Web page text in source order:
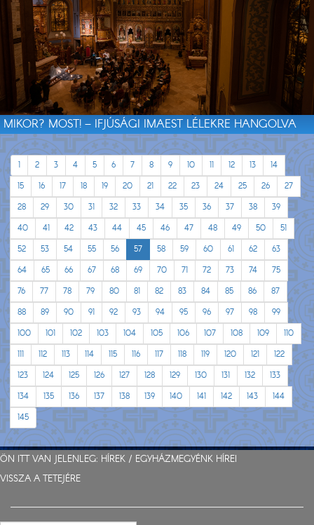
MIKOR? MOST! – IFJÚSÁGI IMAEST LÉLEKRE HANGOLVA
1 2 3 4 5 6 7 8 9 10 11 12 13
14
15
16 17 18 19 20 21 22 23 24 25 26
27
28
29 30 31 32 33 34 35 36 37 38
39
40
41 42 43 44 45 46 47 48 49 50
51
52
53 54 55 56 57 58 59 60 61 62
63
64
65 66 67 68 69 70 71 72 73 74
75
76
77 78 79 80 81 82 83 84 85 86
87
88
89 90 91 92 93 94 95 96 97 98
99
100
101 102 103 104 105 106 107 108 109
110
111
112 113 114 115 116 117 118 119 120 121
122
123
124 125 126 127 128 129 130 131 132
133
134
135 136 137 138 139 140 141 142 143
144
145
ÖN ITT VAN JELENLEG: HÍREK / EGYHÁZMEGYÉNK HÍREI
VISSZA A TETEJÉRE